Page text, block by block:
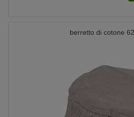
berretto di cotone